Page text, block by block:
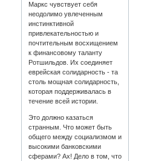
Маркс чувствует себя
неодолимо увлеченным
инстинктивной
привлекательностью и
почтительным восхищением
к финансовому таланту
Ротшильдов. Их соединяет
еврейская солидарность - та
столь мощная солидарность,
которая поддерживалась в
течение всей истории.
Это должно казаться
странным. Что может быть
общего между социализмом и
высокими банковскими
сферами? Ах! Дело в том, что